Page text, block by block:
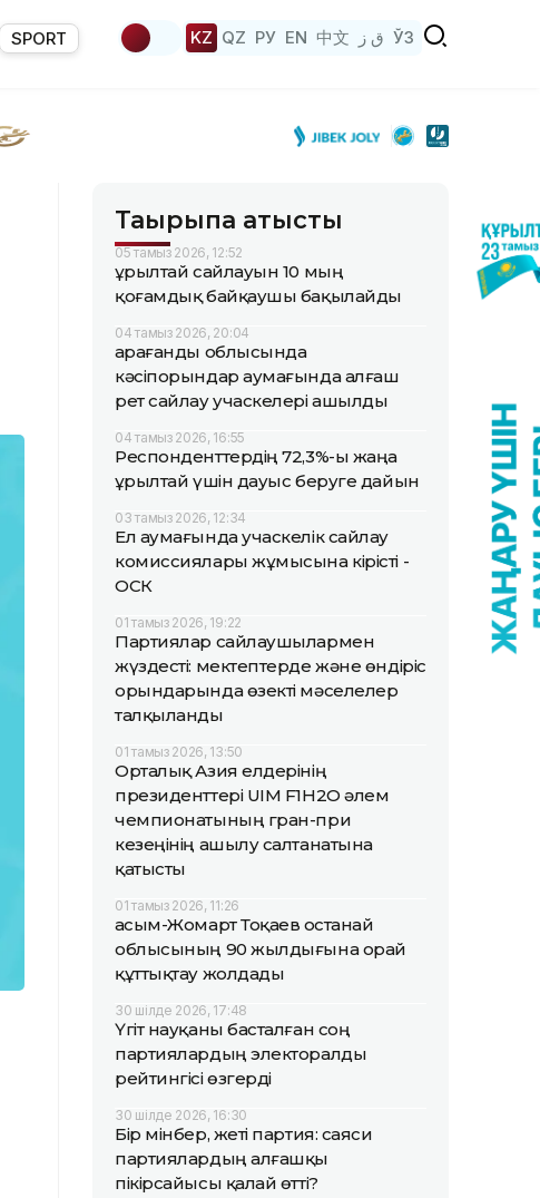
SPORT KZ QZ РУ EN 中文 ق ز ЎЗ
Тақырыпқа қатысты
05 тамыз 2026, 12:52
Құрылтай сайлауын 10 мың
қоғамдық байқаушы бақылайды
04 тамыз 2026, 20:04
Қарағанды облысында
кәсіпорындар аумағында алғаш
рет сайлау учаскелері ашылды
04 тамыз 2026, 16:55
Респонденттердің 72,3%-ы жаңа
Құрылтай үшін дауыс беруге дайын
03 тамыз 2026, 12:34
Ел аумағында учаскелік сайлау
комиссиялары жұмысына кірісті -
ОСК
01 тамыз 2026, 19:22
Партиялар сайлаушылармен
жүздесті: мектептерде және өндіріс
орындарында өзекті мәселелер
талқыланды
01 тамыз 2026, 13:50
Орталық Азия елдерінің
президенттері UIM F1H2O әлем
чемпионатының гран-при
кезеңінің ашылу салтанатына
қатысты
01 тамыз 2026, 11:26
Қасым-Жомарт Тоқаев Қостанай
облысының 90 жылдығына орай
құттықтау жолдады
30 шілде 2026, 17:48
Үгіт науқаны басталған соң
партиялардың электоралды
рейтингісі өзгерді
30 шілде 2026, 16:30
Бір мінбер, жеті партия: саяси
партиялардың алғашқы
пікірсайысы қалай өтті?